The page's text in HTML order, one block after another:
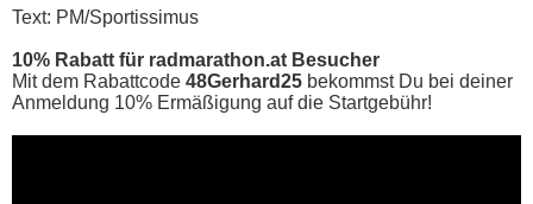
Text: PM/Sportissimus
10% Rabatt für radmarathon.at Besucher
Mit dem Rabattcode 48Gerhard25 bekommst Du bei deiner
Anmeldung 10% Ermäßigung auf die Startgebühr!